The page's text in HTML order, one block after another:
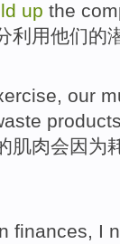
up the
利用他们的
, our
肌肉会因为
finances, I